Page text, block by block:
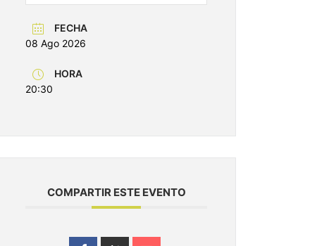
FECHA
08 Ago 2026
HORA
20:30
COMPARTIR ESTE EVENTO